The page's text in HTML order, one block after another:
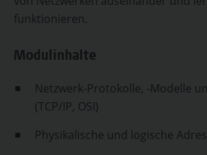
funktionieren.
Modulinhalte
Netzwerk-Protokolle, -Modelle
(TCP/IP, OSI)
Physikalische und logische